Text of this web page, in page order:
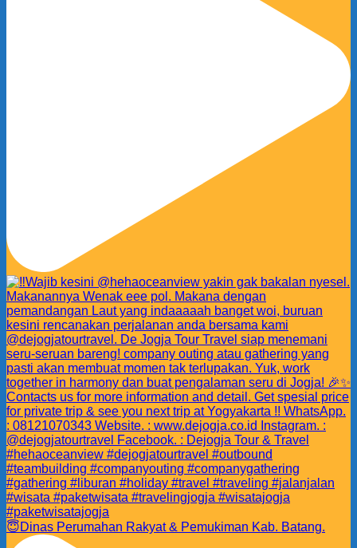
😇Dinas Perumahan Rakyat & Pemukiman Kab. Batang.